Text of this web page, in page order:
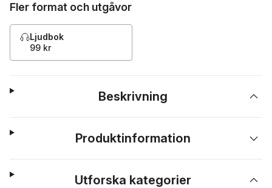
Fler format och utgåvor
Ljudbok
99 kr
Beskrivning
Produktinformation
Utforska kategorier